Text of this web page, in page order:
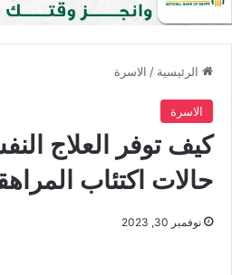
الرئيسية / الاسرة
الاسرة
كيف توفر العلاج
حالات اكتئاب
نوفمبر 30, 2023